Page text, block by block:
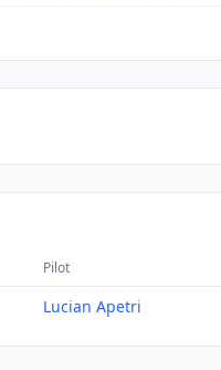
Pilot
Lucian Apetri